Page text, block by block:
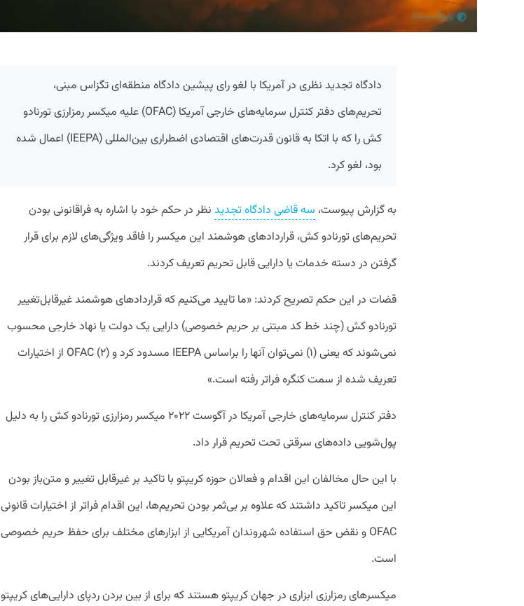
دادگاه تجدید نظری در آمریکا با لغو رای پیشین دادگاه منطقه‌ای تگزاس مبنی،
تحریم‌های دفتر کنترل سرمایه‌های خارجی آمریکا (OFAC) علیه میکسر رمزارزی تورنادو
کش را که با اتکا به قانون قدرت‌های اقتصادی اضطراری بین‌المللی (IEEPA) اعمال شده
بود، لغو کرد.
به گزارش پیوست، سه قاضی دادگاه تجدید نظر در حکم خود با اشاره به فراقانونی بودن
تحریم‌های تورنادو کش، قرارداد‌های هوشمند این میکسر را فاقد ویژگی‌های لازم برای قرار
گرفتن در دسته خدمات یا دارایی قابل تحریم تعریف کردند.
قضات در این حکم تصریح کردند: «ما تایید می‌کنیم که قرارداد‌های هوشمند غیرقابل‌تغییر
تورنادو کش (چند خط کد مبتنی بر حریم خصوصی) دارایی یک دولت یا نهاد خارجی محسوب
نمی‌شوند که یعنی (۱) نمی‌توان آنها را براساس IEEPA مسدود کرد و (۲) OFAC از اختیارات
تعریف شده از سمت کنگره فراتر رفته است.»
دفتر کنترل سرمایه‌های خارجی آمریکا در آگوست ۲۰۲۲ میکسر رمزارزی تورنادو کش را به دلیل
پول‌شویی داده‌های سرقتی تحت تحریم قرار داد.
با این حال مخالفان این اقدام و فعالان حوزه کریپتو با تاکید بر غیرقابل تغییر و متن‌باز بودن
این میکسر تاکید داشتند که علاوه بر بی‌ثمر بودن تحریم‌ها، این اقدام فراتر از اختیارات قانونی
OFAC و نقض حق استفاده شهروندان آمریکایی از ابزارهای مختلف برای حفظ حریم خصوصی
است.
میکسر‌های رمزارزی ابزاری در جهان کریپتو‌ هستند که برای از بین بردن ردپای دارایی‌های کریپتو